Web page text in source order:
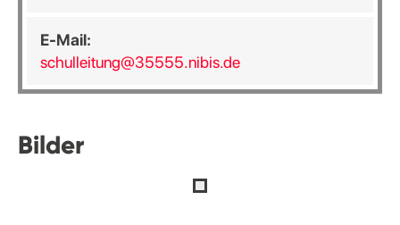
E-Mail:
schulleitung@35555.nibis.de
Bilder